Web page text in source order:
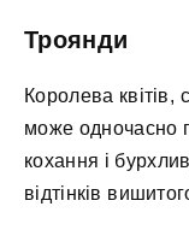
Троянди
Королева квітів,
може одночасно
кохання і
відтінків